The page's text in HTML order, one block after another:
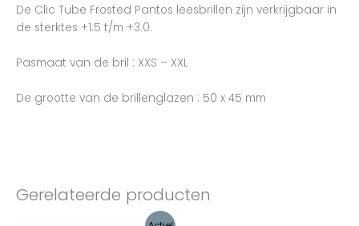
De Clic Tube Frosted Pantos leesbrillen zijn verkrijgbaar in
de sterktes +1.5 t/m +3.0.
Pasmaat van de bril : XXS – XXL
De grootte van de brillenglazen : 50 x 45 mm
Gerelateerde producten
Oorspronkelijke